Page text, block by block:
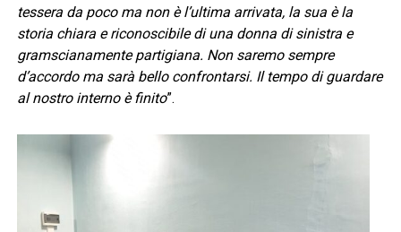
tessera da poco ma non è l’ultima arrivata, la sua è la
storia chiara e riconoscibile di una donna di sinistra e
gramscianamente partigiana. Non saremo sempre
d’accordo ma sarà bello confrontarsi. Il tempo di guardare
al nostro interno è finito”.